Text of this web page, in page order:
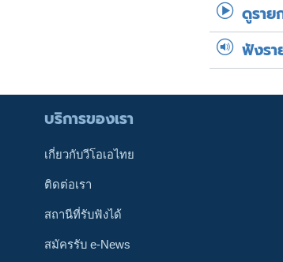
ดูราย
ฟังรา
บริการของเรา
เกี่ยวกับวีโอเอไทย
ติดต่อเรา
สถานีที่รับฟังได้
สมัครรับ e-News